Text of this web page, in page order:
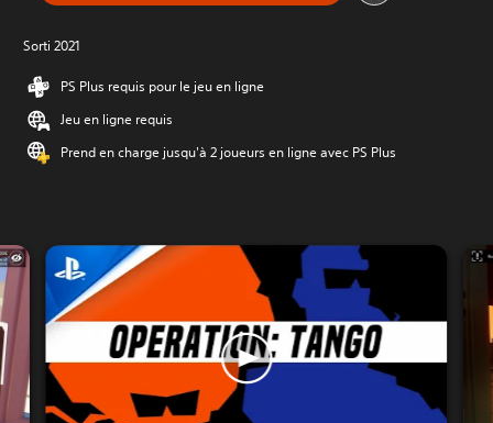
Sorti 2021
PS Plus requis pour le jeu en ligne
Jeu en ligne requis
Prend en charge jusqu'à 2 joueurs en ligne avec PS Plus